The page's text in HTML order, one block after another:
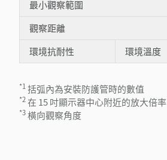
最小觀察範圍
觀察距離
環境抗耐性
環境溫度
*1括弧內為安裝防護管時的數值
*2在 15 吋顯示器中心附近的放大倍率
*3橫向觀察角度